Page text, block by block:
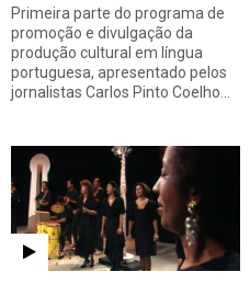
Primeira parte do programa de
promoção e divulgação da
produção cultural em língua
portuguesa, apresentado pelos
jornalistas Carlos Pinto Coelho…